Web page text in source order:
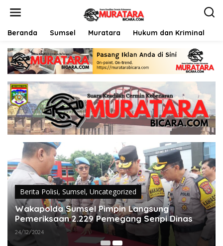
Beranda Sumsel Muratara Hukum dan Kriminal
Berita Polisi, Sumsel, Uncategorized
Wakapolda Sumsel Pimpin Langsung
Pemeriksaan 2.229 Pemegang Senpi Dinas
24/12/2024